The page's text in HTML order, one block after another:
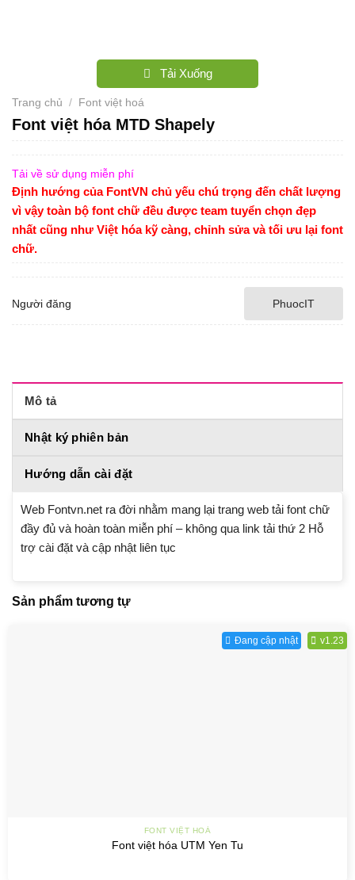
Tải Xuống
Trang chủ / Font việt hoá
Font việt hóa MTD Shapely
Tải về sử dụng miễn phí
Định hướng của FontVN chủ yếu chú trọng đến chất lượng
vì vậy toàn bộ font chữ đều được team tuyển chọn đẹp
nhất cũng như Việt hóa kỹ càng, chỉnh sửa và tối ưu lại font
chữ.
Người đăng PhuocIT
Mô tả
Nhật ký phiên bản
Hướng dẫn cài đặt
Web Fontvn.net ra đời nhằm mang lại trang web tải font chữ
đầy đủ và hoàn toàn miễn phí – không qua link tải thứ 2 Hỗ
trợ cài đặt và cập nhật liên tục
Sản phẩm tương tự
Đang cập nhật v1.23
FONT VIỆT HOÁ
Font việt hóa UTM Yen Tu